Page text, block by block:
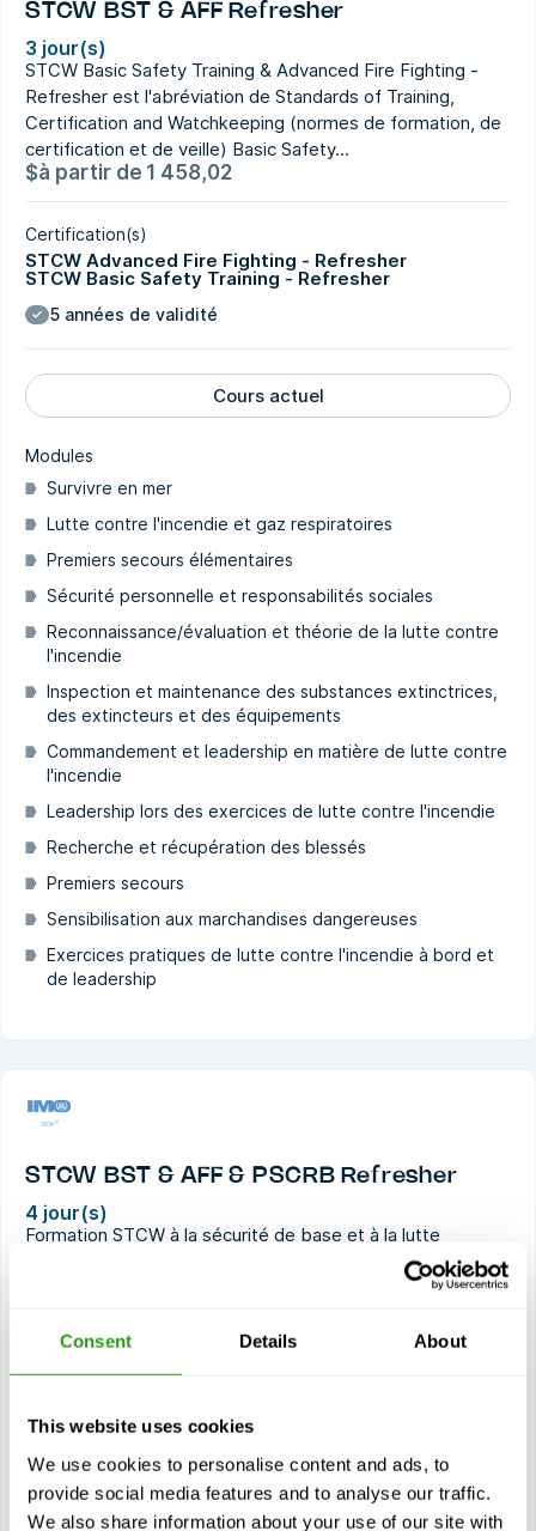
Consent Details About
This website uses cookies
We use cookies to personalise content and ads, to
provide social media features and to analyse our traffic.
We also share information about your use of our site with
STCW BST & AFF Refresher
3 jour(s)
STCW Basic Safety Training & Advanced Fire Fighting -
Refresher est l'abréviation de Standards of Training,
Certification and Watchkeeping (normes de formation, de
certification et de veille) Basic Safety...
$à partir de 1 458,02
Certification(s)
STCW Advanced Fire Fighting - Refresher
STCW Basic Safety Training - Refresher
5 années de validité
Cours actuel
Modules
Survivre en mer
Lutte contre l'incendie et gaz respiratoires
Premiers secours élémentaires
Sécurité personnelle et responsabilités sociales
Reconnaissance/évaluation et théorie de la lutte contre
l'incendie
Inspection et maintenance des substances extinctrices,
des extincteurs et des équipements
Commandement et leadership en matière de lutte contre
l'incendie
Leadership lors des exercices de lutte contre l'incendie
Recherche et récupération des blessés
Premiers secours
Sensibilisation aux marchandises dangereuses
Exercices pratiques de lutte contre l'incendie à bord et
de leadership
STCW BST & AFF & PSCRB Refresher
4 jour(s)
Formation STCW à la sécurité de base et à la lutte
avancée contre l'incendie, et compétence en matière
d'embarcations de sauvetage et de canots de secours,
à partir de
STCW Advanced Fire Fighting - Refresher
Fast Rescue Boats - Refresher
STCW Basic Safety Training - Refresher
5 années de validité